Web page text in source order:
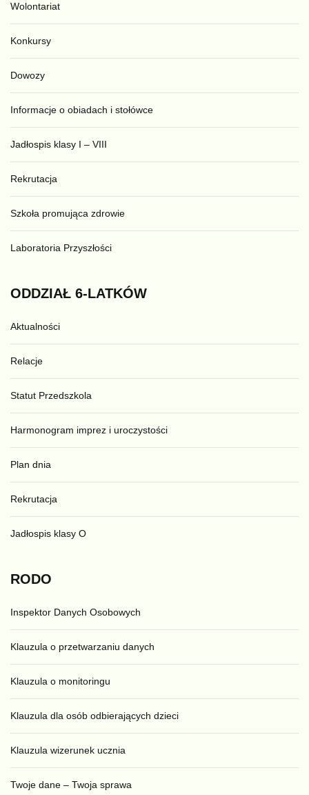
Wolontariat
Konkursy
Dowozy
Informacje o obiadach i stołówce
Jadłospis klasy I – VIII
Rekrutacja
Szkoła promująca zdrowie
Laboratoria Przyszłości
ODDZIAŁ 6-LATKÓW
Aktualności
Relacje
Statut Przedszkola
Harmonogram imprez i uroczystości
Plan dnia
Rekrutacja
Jadłospis klasy O
RODO
Inspektor Danych Osobowych
Klauzula o przetwarzaniu danych
Klauzula o monitoringu
Klauzula dla osób odbierających dzieci
Klauzula wizerunek ucznia
Twoje dane – Twoja sprawa